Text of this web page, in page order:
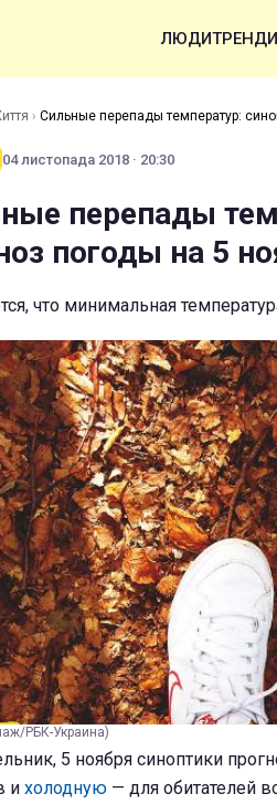
ЛЮДИТРЕНДИ
› Сильные перепады температур:
04 листопада 2018 · 20:30
перепады
погоды на 5
что минимальная
РБК-Украина)
5 ноября синоптики
и холодную — для обитателей